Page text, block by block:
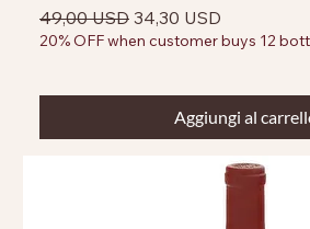
Prezzo regolare
49,00 USD Prezzo scontato
34,30 USD
20% OFF when customer buys 12
Aggiungi al